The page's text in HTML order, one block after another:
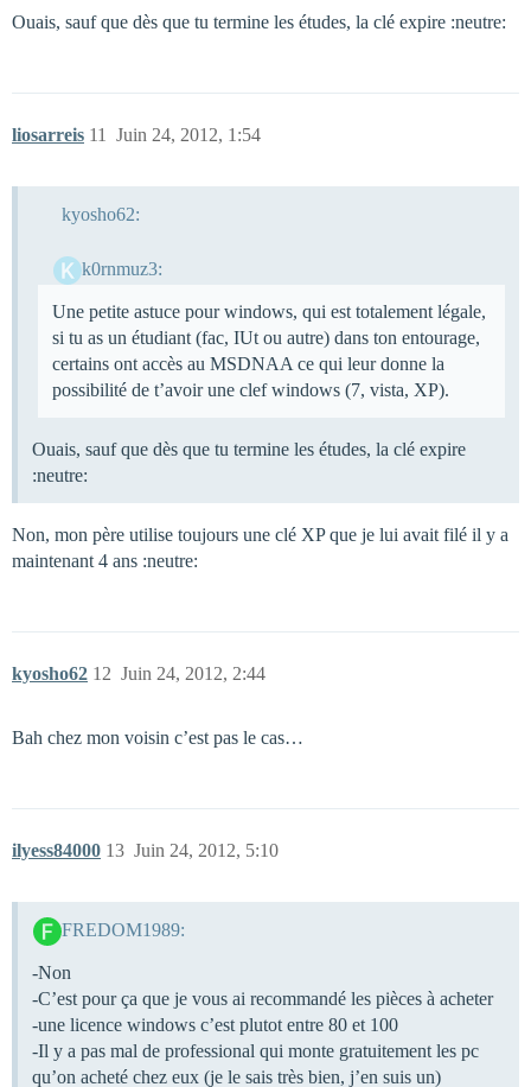
Ouais, sauf que dès que tu termine les études, la clé expire :neutre:
liosarreis Juin 24, 2012, 1:54
11
kyosho62:
k0rnmuz3:
Une petite astuce pour windows, qui est totalement légale,
si tu as un étudiant (fac, IUt ou autre) dans ton entourage,
certains ont accès au MSDNAA ce qui leur donne la
possibilité de t’avoir une clef windows (7, vista, XP).
Ouais, sauf que dès que tu termine les études, la clé expire
:neutre:
Non, mon père utilise toujours une clé XP que je lui avait filé il y a
maintenant 4 ans :neutre:
kyosho62 Juin 24, 2012, 2:44
12
Bah chez mon voisin c’est pas le cas…
ilyess84000 Juin 24, 2012, 5:10
13
FREDOM1989:
-Non
-C’est pour ça que je vous ai recommandé les pièces à acheter
-une licence windows c’est plutot entre 80 et 100
-Il y a pas mal de professional qui monte gratuitement les pc
qu’on acheté chez eux (je le sais très bien, j’en suis un)